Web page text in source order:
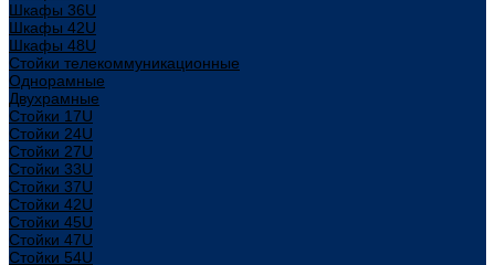
Шкафы 36U
Шкафы 42U
Шкафы 48U
Стойки телекоммуникационные
Однорамные
Двухрамные
Стойки 17U
Стойки 24U
Стойки 27U
Стойки 33U
Стойки 37U
Стойки 42U
Стойки 45U
Стойки 47U
Стойки 54U